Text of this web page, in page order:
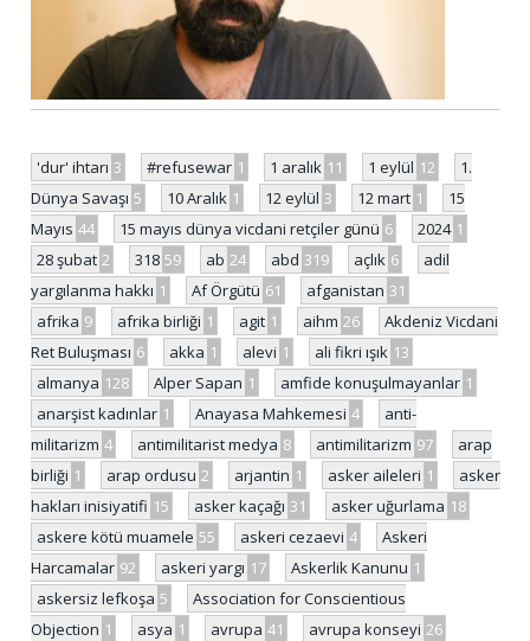
'dur' ihtarı 3 #refusewar 1 1 aralık 11 1 eylül 12
1.
Dünya Savaşı 5 10 Aralık 1 12 eylül 3 12 mart 1
15
Mayıs 44 15 mayıs dünya vicdani retçiler günü 6 2024 1
28 şubat 2 318 59 ab 24 abd 319 açlık 6
adil
yargılanma hakkı 1 Af Örgütü 61 afganistan 31
afrika 9 afrika birliği 1 agit 1 aihm 26
Akdeniz Vicdani
Ret Buluşması 6 akka 1 alevi 1 ali fikri ışık 13
almanya 128 Alper Sapan 1 amfide konuşulmayanlar 1
anarşist kadınlar 1 Anayasa Mahkemesi 4
anti-
militarizm 4 antimilitarist medya 8 antimilitarizm 97
arap
birliği 1 arap ordusu 2 arjantin 1 asker aileleri 1
asker
hakları inisiyatifi 15 asker kaçağı 31 asker uğurlama 18
askere kötü muamele 55 askeri cezaevi 4
Askeri
Harcamalar 92 askeri yargı 17 Askerlik Kanunu 1
askersiz lefkoşa 5
Association for Conscientious
Objection 1 asya 1 avrupa 41 avrupa konseyi 26